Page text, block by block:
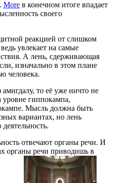
More в конечном итоге впадает
своего
реакцией от слишком
увлекает на самые
А лень, сдерживающая
изначально в этом плане
человека.
то её уже ничто не
уровне гиппокампа,
Мысль должна быть
вариантах, но лень
отвечают органы речи. И
органы речи приводишь в